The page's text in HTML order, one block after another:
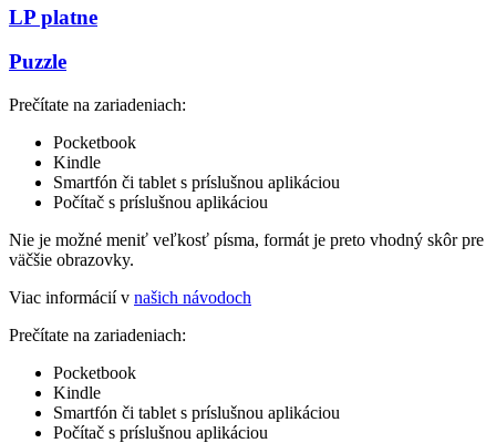
LP platne
Puzzle
Prečítate na zariadeniach:
Pocketbook
Kindle
Smartfón či tablet s príslušnou aplikáciou
Počítač s príslušnou aplikáciou
Nie je možné meniť veľkosť písma, formát je preto vhodný skôr pre
väčšie obrazovky.
Viac informácií v našich návodoch
Prečítate na zariadeniach:
Pocketbook
Kindle
Smartfón či tablet s príslušnou aplikáciou
Počítač s príslušnou aplikáciou